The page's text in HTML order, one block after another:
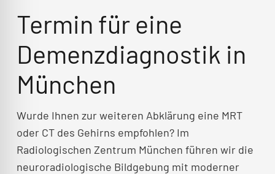
Termin für eine
Demenzdiagnostik in
München
Wurde Ihnen zur weiteren Abklärung eine MRT
oder CT des Gehirns empfohlen? Im
Radiologischen Zentrum München führen wir die
neuroradiologische Bildgebung mit moderner